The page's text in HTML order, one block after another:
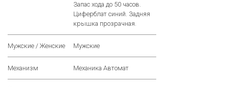
Запас хода до 50 часов.
Циферблат синий. Задняя
крышка прозрачная.
Мужские / Женские Мужские
Механизм Механика Автомат